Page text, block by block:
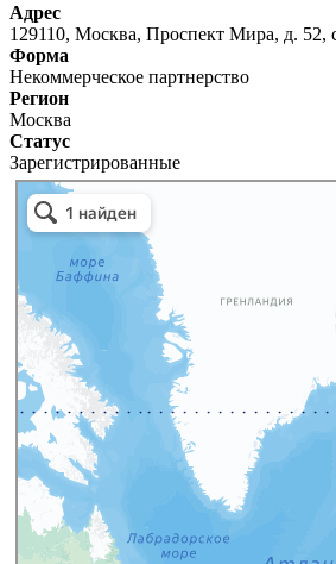
Адрес
129110, Москва, Проспект Мира, д. 52,
Форма
Некоммерческое партнерство
Регион
Москва
Статус
Зарегистрированные